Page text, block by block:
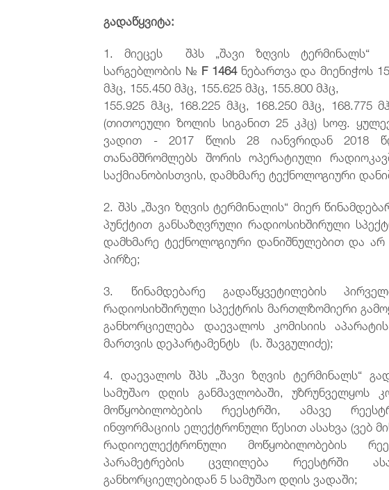
გადაწყვიტა:
1. მიეცეს შპს „შავი ზღვის ტერმინალს“
სარგებლობის № F 1464ნებართვა და მიენიჭოს
მჰც, 155.450 მჰც, 155.625 მჰც, 155.800 მჰც,
155.925 მჰც, 168.225 მჰც, 168.250 მჰც, 168.775
(თითოეული ზოლის სიგანით 25 კჰც) სოფ.
ვადით - 2017 წლის 28 იანვრიდან 2018
თანამშრომლებს შორის ოპერატიული
საქმიანობისთვის, დამხმარე ტექნოლოგიური
2. შპს „შავი ზღვის ტერმინალის“ მიერ
პუნქტით განსაზღვრული რადიოსიხშირული
დამხმარე ტექნოლოგიური დანიშნულებით და არ
პირზე;
3. წინამდებარე გადაწყვეტილების
რადიოსიხშირული სპექტრის მართლზომიერი
განხორციელება დაევალოს კომისიის
მართვის დეპარტამენტს (ს. შავგულიძე);
4. დაევალოს შპს „შავი ზღვის ტერმინალს“
სამუშაო დღის განმავლობაში, უზრუნველყოს
მოწყობილობების რეესტრში, ამავე
ინფორმაციის ელექტრონული წესით ასახვა (ვებ
რადიოელექტრონული მოწყობილობების
პარამეტრების ცვლილება რეესტრში
განხორციელებიდან 5 სამუშაო დღის ვადაში;